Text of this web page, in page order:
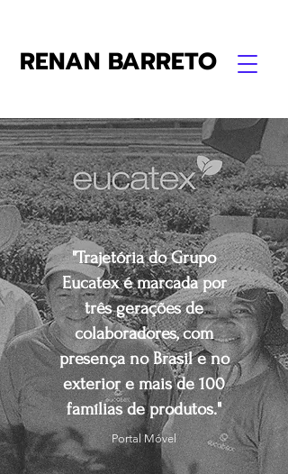
RENAN BARRETO
"Trajetória do Grupo
Eucatex é marcada por
três gerações de
colaboradores, com
presença no Brasil e no
exterior e mais de 100
famílias de produtos."
Portal Móvel